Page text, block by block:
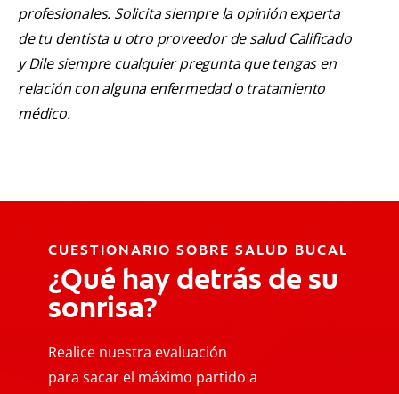
profesionales. Solicita siempre la opinión experta
de tu dentista u otro proveedor de salud Calificado
y Dile siempre cualquier pregunta que tengas en
relación con alguna enfermedad o tratamiento
médico.
CUESTIONARIO SOBRE SALUD BUCAL
¿Qué hay detrás de su
sonrisa?
Realice nuestra evaluación
para sacar el máximo partido a